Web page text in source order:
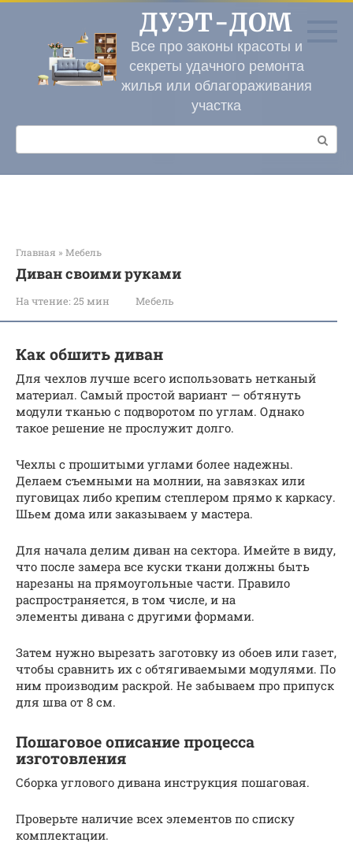
Перейти
контенту
ДУЭТ-ДОМ
Все про законы красоты и
секреты удачного ремонта
жилья или облагораживания
участка
Поиск:
Главная » Мебель
Диван своими руками
На чтение: 25 мин Мебель
Как обшить диван
Для чехлов лучше всего использовать нетканый
материал. Самый простой вариант — обтянуть
модули тканью с подворотом по углам. Однако
такое решение не прослужит долго.
Чехлы с прошитыми углами более надежны.
Делаем съемными на молнии, на завязках или
пуговицах либо крепим степлером прямо к каркасу.
Шьем дома или заказываем у мастера.
Для начала делим диван на сектора. Имейте в виду,
что после замера все куски ткани должны быть
нарезаны на прямоугольные части. Правило
распространяется, в том числе, и на
элементы дивана с другими формами.
Затем нужно вырезать заготовку из обоев или газет,
чтобы сравнить их с обтягиваемыми модулями. По
ним производим раскрой. Не забываем про припуск
для шва от 8 см.
Пошаговое описание процесса
изготовления
Сборка углового дивана инструкция пошаговая.
Проверьте наличие всех элементов по списку
комплектации.